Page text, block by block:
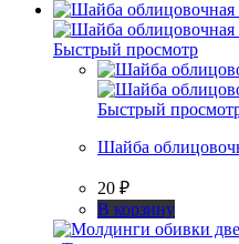
Быстрый просмотр
Быстрый
Шайба
20 ₽
В корзину